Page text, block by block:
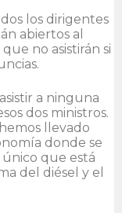
los dirigentes
abiertos al
no asistirán si
a ninguna
dos ministros.
llevado
donde se
que está
del diésel y el